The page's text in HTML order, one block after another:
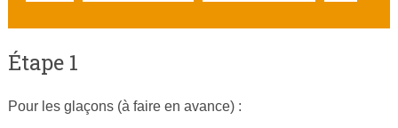
Étape 1
Pour les glaçons (à faire en avance) :